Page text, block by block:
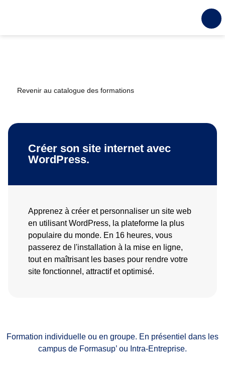
Revenir au catalogue des formations
Créer son site internet avec
WordPress.
Apprenez à créer et personnaliser un site web
en utilisant WordPress, la plateforme la plus
populaire du monde. En 16 heures, vous
passerez de l'installation à la mise en ligne,
tout en maîtrisant les bases pour rendre votre
site fonctionnel, attractif et optimisé.
Formation individuelle ou en groupe. En présentiel dans les
campus de Formasup’ ou Intra-Entreprise.